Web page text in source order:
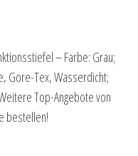
– Farbe: Grau;
Gore-Tex, Wasserdicht;
Top-Angebote von
bestellen!